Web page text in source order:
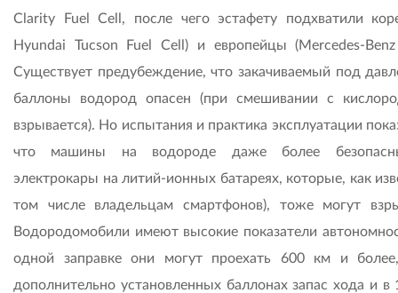
Clarity Fuel Cell, после чего эстафету подхватили
Hyundai Tucson Fuel Cell) и европейцы (Mercedes-
Существует предубеждение, что закачиваемый под
баллоны водород опасен (при смешивании с
взрывается). Но испытания и практика эксплуатации
что машины на водороде даже более
электрокары на литий-ионных батареях, которые, как
том числе владельцам смартфонов), тоже могут
Водородомобили имеют высокие показатели
одной заправке они могут проехать 600 км и
дополнительно установленных баллонах запас хода и в